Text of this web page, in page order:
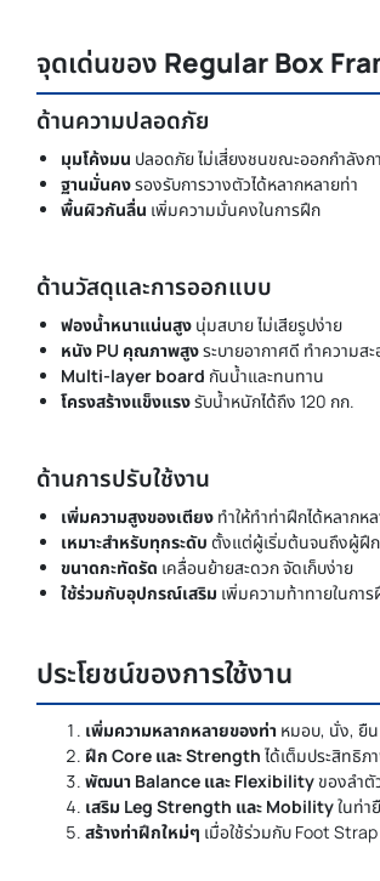
จุดเด่นของ Regular Box
ด้านความปลอดภัย
มุมโค้งมน ปลอดภัย ไม่เสี่ยงชนขณะออกกำลังก
ฐานมั่นคงรองรับการวางตัวได้หลากหลายท่า
พื้นผิวกันลื่น เพิ่มความมั่นคงในการฝึก
ด้านวัสดุและการออกแบบ
ฟองน้ำหนาแน่นสูง นุ่มสบาย ไม่เสียรูปง่าย
หนัง PU คุณภาพสูงระบายอากาศดี ทำความส
Multi-layer board กันน้ำและทนทาน
โครงสร้างแข็งแรงรับน้ำหนักได้ถึง 120 กก.
ด้านการปรับใช้งาน
เพิ่มความสูงของเตียง ทำให้ทำท่าฝึกได้หลากห
เหมาะสำหรับทุกระดับ ตั้งแต่ผู้เริ่มต้นจนถึงผู้ฝึ
ขนาดกะทัดรัด เคลื่อนย้ายสะดวก จัดเก็บง่าย
ใช้ร่วมกับอุปกรณ์เสริม เพิ่มความท้าทายในกา
ประโยชน์ของการใช้งาน
เพิ่มความหลากหลายของท่า หมอบ, นั่ง, ยื
ฝึก Core และ Strength ได้เต็มประสิทธิภ
พัฒนา Balance และ Flexibility ของลำตั
เสริม Leg Strength และ Mobilityในท่า
สร้างท่าฝึกใหม่ๆ เมื่อใช้ร่วมกับ Foot